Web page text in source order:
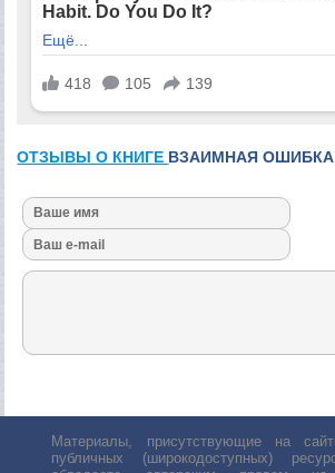
ОТЗЫВЫ О КНИГЕ ВЗАИМНАЯ ОШИБКА
Материалы, присутствующие на
публичных (широкодоступных)